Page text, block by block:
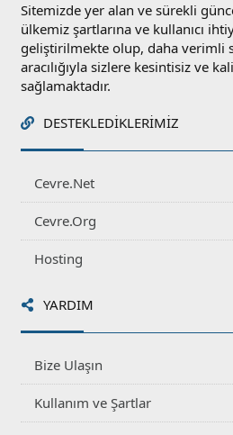
Sitemizde yer alan ve sürekli
ülkemiz şartlarına ve kullanıcı
geliştirilmekte olup, daha verimli
aracılığıyla sizlere kesintisiz ve
sağlamaktadır.
DESTEKLEDIKLERIMIZ
Cevre.Net
Cevre.Org
Hosting
YARDIM
Bize Ulaşın
Kullanım ve Şartlar